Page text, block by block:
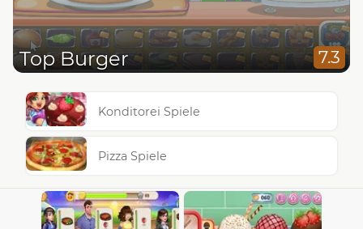
Top Burger 7.3
Konditorei Spiele
Pizza Spiele